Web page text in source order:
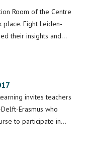
Room of the Centre
Eight Leiden-
their insights and…
invites teachers
Erasmus who
to participate in…